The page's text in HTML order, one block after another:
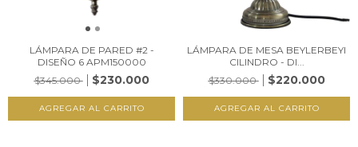
LÁMPARA DE PARED #2 -
DISEÑO 6 APM150000
$345.000
$230.000
LÁMPARA DE MESA BEYLERBEYI
CILINDRO - DI...
$330.000
$220.000